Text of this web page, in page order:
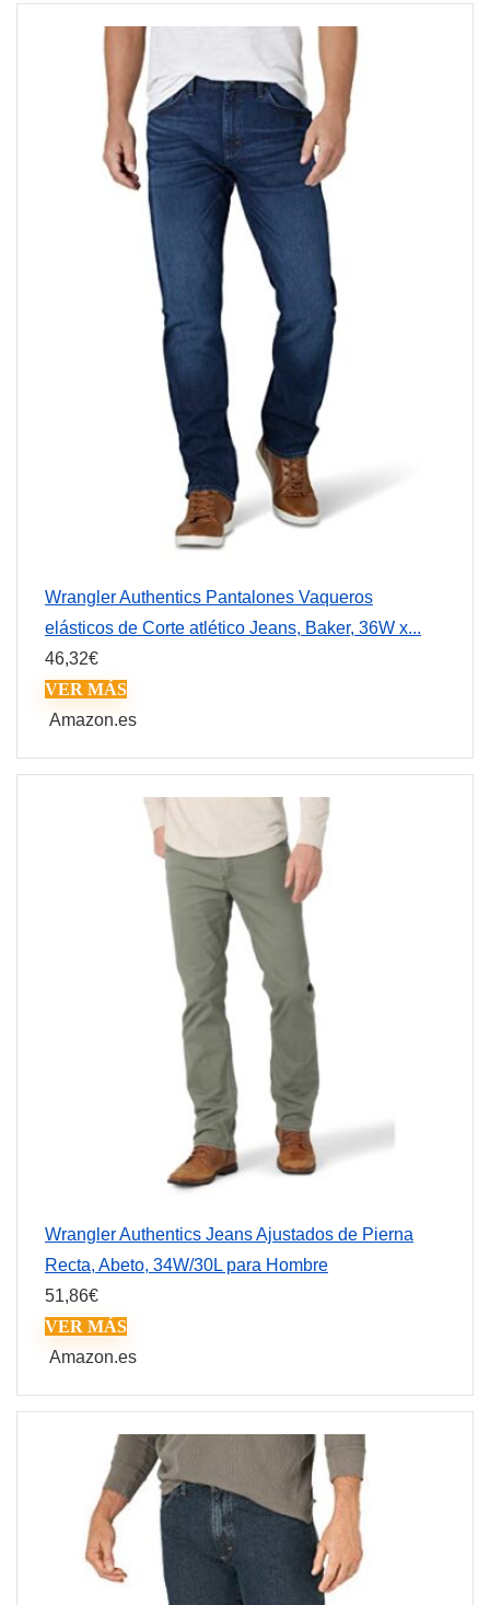
Wrangler Authentics Pantalones Vaqueros
elásticos de Corte atlético Jeans, Baker, 36W x...
46,32€
VER MÁS
Amazon.es
Wrangler Authentics Jeans Ajustados de Pierna
Recta, Abeto, 34W/30L para Hombre
51,86€
VER MÁS
Amazon.es